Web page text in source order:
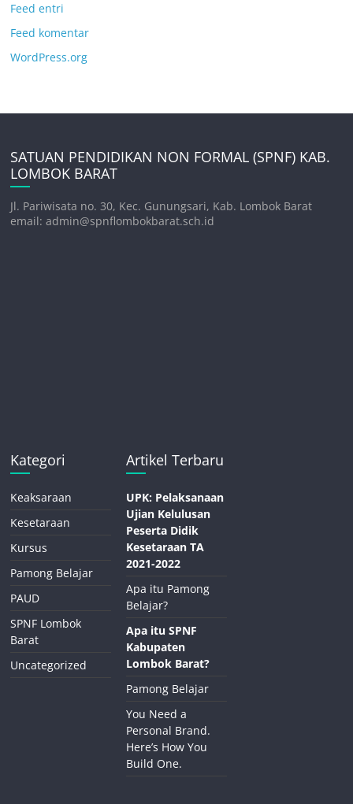
Feed entri
Feed komentar
WordPress.org
SATUAN PENDIDIKAN NON FORMAL (SPNF) KAB.
LOMBOK BARAT
Jl. Pariwisata no. 30, Kec. Gunungsari, Kab. Lombok Barat
email: admin@spnflombokbarat.sch.id
Kategori
Keaksaraan
Kesetaraan
Kursus
Pamong Belajar
PAUD
SPNF Lombok
Barat
Uncategorized
Artikel Terbaru
UPK: Pelaksanaan
Ujian Kelulusan
Peserta Didik
Kesetaraan TA
2021-2022
Apa itu Pamong
Belajar?
Apa itu SPNF
Kabupaten
Lombok Barat?
Pamong Belajar
You Need a
Personal Brand.
Here’s How You
Build One.